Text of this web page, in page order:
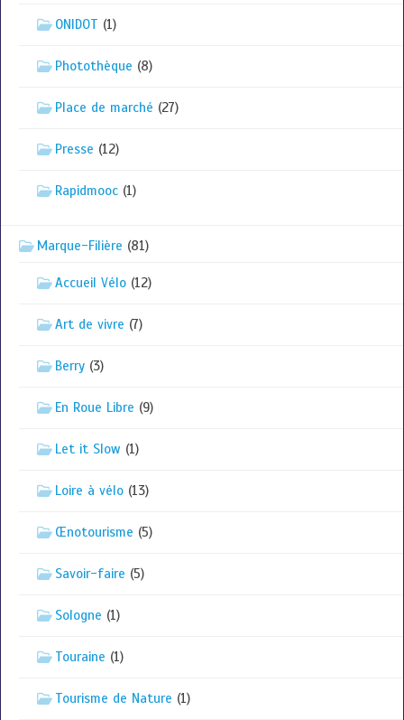
ONIDOT (1)
Photothèque (8)
Place de marché (27)
Presse (12)
Rapidmooc (1)
Marque-Filière (81)
Accueil Vélo (12)
Art de vivre (7)
Berry (3)
En Roue Libre (9)
Let it Slow (1)
Loire à vélo (13)
Œnotourisme (5)
Savoir-faire (5)
Sologne (1)
Touraine (1)
Tourisme de Nature (1)